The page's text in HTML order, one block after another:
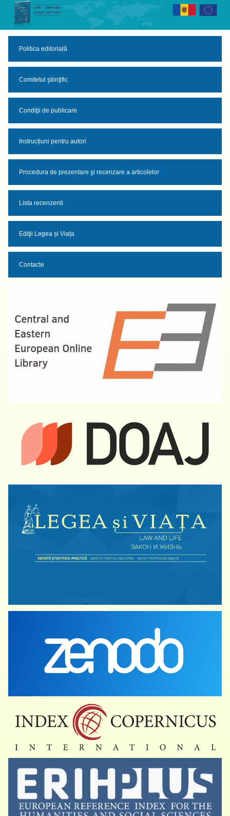
content
Politica editorială
Comitetul ştiinţific
Condiţii de publicare
Instrucțiuni pentru autori
Procedura de prezentare şi recenzare a articolelor
Lista recenzenti
Ediţii Legea și Viața
Contacte